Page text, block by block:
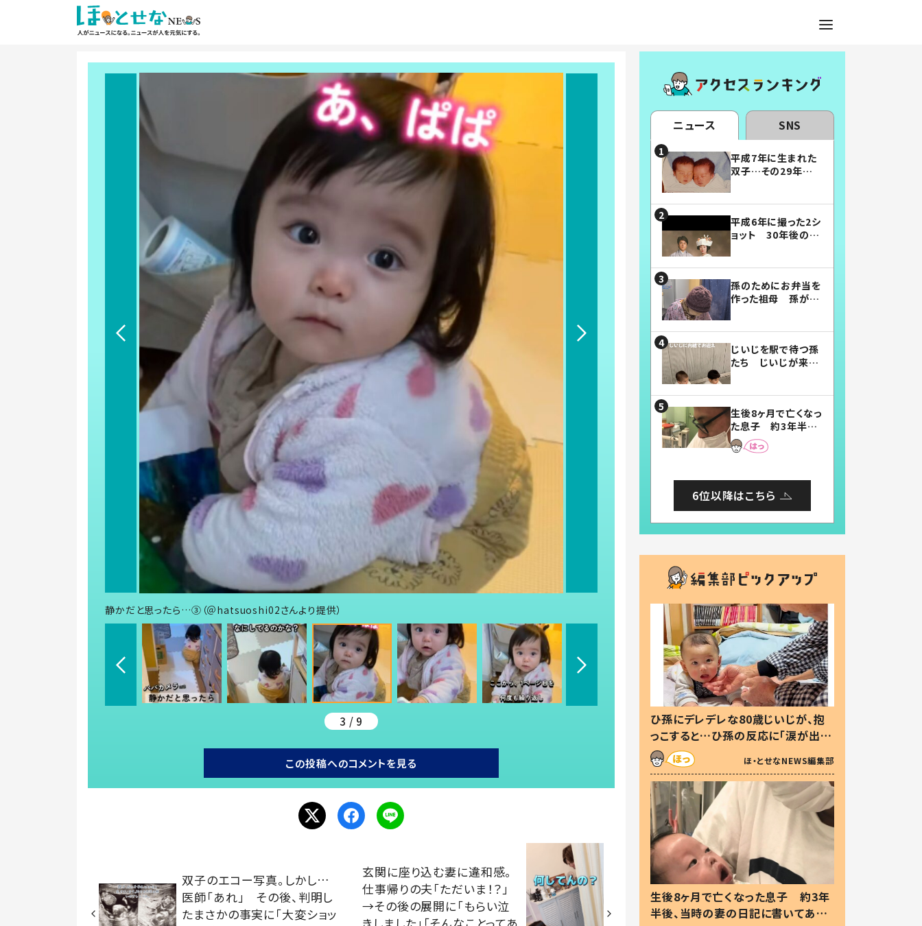
静かだと思ったら…③（＠hatsuoshi02さんより提供）
3 / 9
この投稿へのコメントを見る
双子のエコー写真。しかし…
医師「あれ」 その後、判明し
たまさかの事実に「大変ショッ
玄関に座り込む妻に違和感。
仕事帰りの夫「ただいま！？」
→その後の展開に「もらい泣
ニュース SNS
平成7年に生まれた
双子…その29年後
平成6年に撮った2シ
ョット 30年後の姿
孫のためにお弁当を
作った祖母 孫が絶
じいじを駅で待つ孫
たち じいじが来た
まらない」「幸せにな
れる」
生後8ヶ月で亡くなっ
た息子 約3年半
後、当時の妻の日記
に書いてあった本音
6位以降はこちら
ひ孫にデレデレな80歳じいじが、抱
っこすると…ひ孫の反応に「涙が出ま
した」「可愛くて仕方ない」
ほ・とせなNEWS編集部
生後8ヶ月で亡くなった息子 約3年
半後、当時の妻の日記に書いてあっ